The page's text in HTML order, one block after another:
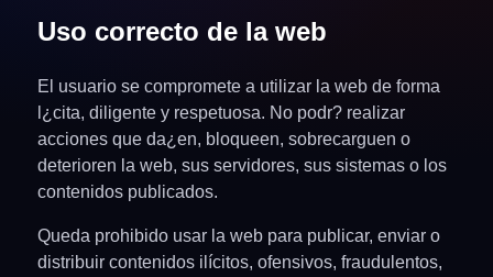
Uso correcto de la web
El usuario se compromete a utilizar la web de forma
l¿cita, diligente y respetuosa. No podr? realizar
acciones que da¿en, bloqueen, sobrecarguen o
deterioren la web, sus servidores, sus sistemas o los
contenidos publicados.
Queda prohibido usar la web para publicar, enviar o
distribuir contenidos ilícitos, ofensivos, fraudulentos,